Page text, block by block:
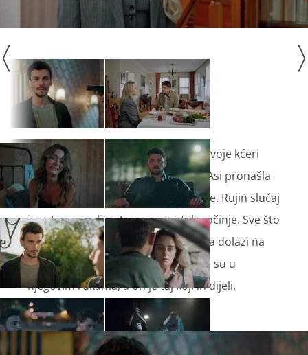
Neslihan je shrvana nakon odluke svoje kćeri
Čagle da ide živjeti kod oca. Iako je Asi pronašla
svoju obitelj, Alaz ne odustaje od nje. Rujin slučaj
je zatvoren, ali za Jamana sve tek počinje. Sve što
mu treba jest novi saveznik. Do toga dolazi na
racionalan i promišljen način. Karte su u
njegovim rukama, a on je taj koji ih dijeli.